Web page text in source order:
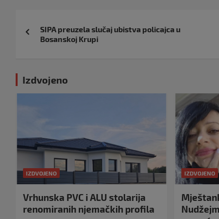
objava
SIPA preuzela slučaj ubistva policajca u
Bosanskoj Krupi
Izdvojeno
IZDVOJENO
Vrhunska PVC i ALU stolarija
renomiranih njemačkih profila
IZDVOJENO